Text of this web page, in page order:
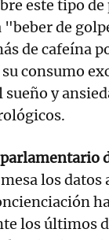
este tipo
de
de cafeína
consumo
y
los
los últimos